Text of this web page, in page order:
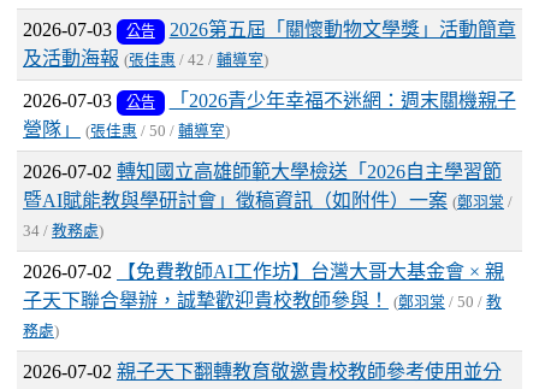
2026-07-03 公告
2026第五屆「關懷動物文學獎」活動簡章
及活動海報 (張佳惠 / 42 / 輔導室)
2026-07-03 公告
「2026青少年幸福不迷網：週末關機親子
營隊」
(張佳惠 / 50 / 輔導室)
2026-07-02 轉知國立高雄師範大學檢送「2026自主學習節
暨AI賦能教與學研討會」徵稿資訊（如附件）一案 (鄭羽棠 /
34 / 教務處)
2026-07-02
【免費教師AI工作坊】台灣大哥大基金會 × 親
子天下聯合舉辦，誠摯歡迎貴校教師參與！
(鄭羽棠 / 50 / 教
務處)
2026-07-02 親子天下翻轉教育敬邀貴校教師參考使用並分